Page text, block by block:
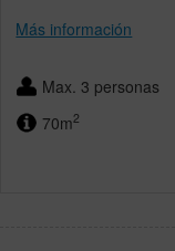
Más información
Max. 3 personas
70m2